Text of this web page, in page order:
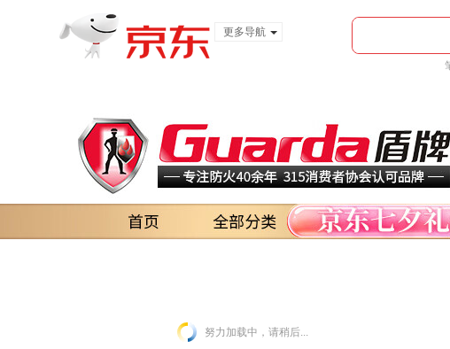
更多导航
努力加载中，请稍后...